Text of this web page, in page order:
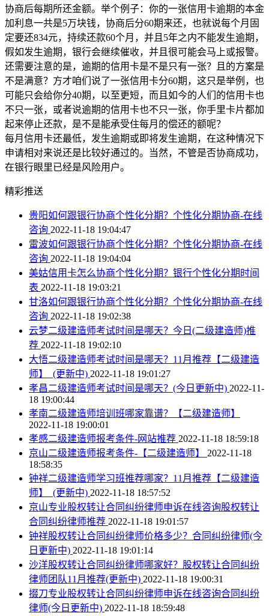
协商后每期所还金额。举个例子：你的一张信用卡逾期的本金
加利息一共是5万块钱，协商后分60期来还，也就说每个月固
定要还834元，持续还款60个月，并且5年之内不能发生逾期，
假如发生逾期，银行会继续催收，并且很可能会马上或报警。
还需要注意的是，逾期的信用卡是不是只有一张？且的方案是
不是满意？方才咱们说了一张信用卡分60期，这只是举例，也
可能只会给你分40期，以至更短，而且如今的人们的信用卡也
不只一张，或者说逾期的信用卡也不只一张，你手里卡片都加
起来停止还款，是不是能承受住每月的偿还的额呢？
每月信用卡还最低，发生逾期或即将发生逾期，在这种情况下
申请相对来说还是比较好通过的。当然，不管是否协商成功，
在银行眼里已经是风险用户。
精彩推送
贵阳如何跟银行协商个性化分期？个性化分期协商-在线
咨询 2022-11-18 19:04:47
雷波如何跟银行协商个性化分期？个性化分期协商-在线
咨询 2022-11-18 19:04:04
美姑信用卡怎么协商个性化分期？银行个性化分期时间
表 2022-11-18 19:03:21
甘洛如何跟银行协商个性化分期？个性化分期协商-在线
咨询 2022-11-18 19:02:38
云梦二级建造师考试时间是哪天？今日(二级建造师)推
荐 2022-11-18 19:02:10
大悟二级建造师考试时间是哪天？11月推荐【二级建造
师】_(更新中) 2022-11-18 19:01:27
孝昌二级建造师考试时间是哪天？(今日更新中) 2022-11-
18 19:00:44
孝南二级建造师培训班哪家靠谱？【二级建造师】
2022-11-18 19:00:01
孝感二级建造师报考条件-网站推荐 2022-11-18 18:59:18
京山二级建造师报考条件-【二级建造师】 2022-11-18
18:58:35
钟祥二级建造师学习班推荐哪家？11月推荐【二级建造
师】_(更新中) 2022-11-18 18:57:52
京山专业股权转让合同纠纷律师申诉在线咨询股权转让
合同纠纷律师推荐 2022-11-18 19:01:57
钟祥股权转让合同纠纷律师价格多少？合同纠纷律师(今
日更新中) 2022-11-18 19:01:14
沙洋股权转让合同纠纷律师哪家好？股权转让合同纠纷
律师团队11月推荐(更新中) 2022-11-18 19:00:31
掇刀专业股权转让合同纠纷律师申诉在线咨询合同纠纷
律师(今日更新中) 2022-11-18 18:59:48